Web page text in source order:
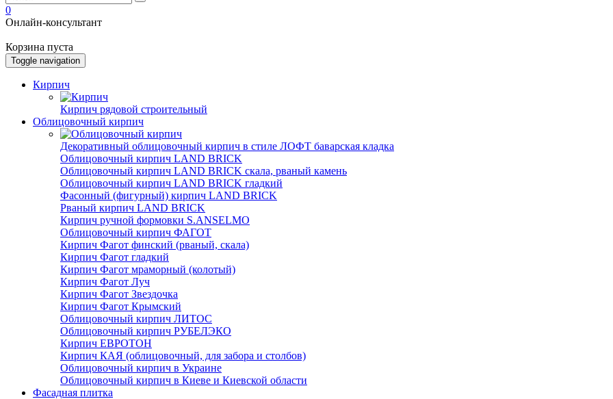
0
Онлайн-консультант
Корзина пуста
Toggle navigation
Кирпич
Кирпич рядовой строительный
Облицовочный кирпич
Декоративный облицовочный кирпич в стиле ЛОФТ баварская кладка
Облицовочный кирпич LAND BRICK
Облицовочный кирпич LAND BRICK скала, рваный камень
Облицовочный кирпич LAND BRICK гладкий
Фасонный (фигурный) кирпич LAND BRICK
Рваный кирпич LAND BRICK
Кирпич ручной формовки S.ANSELMO
Облицовочный кирпич ФАГОТ
Кирпич Фагот финский (рваный, скала)
Кирпич Фагот гладкий
Кирпич Фагот мраморный (колотый)
Кирпич Фагот Луч
Кирпич Фагот Звездочка
Кирпич Фагот Крымский
Облицовочный кирпич ЛИТОС
Облицовочный кирпич РУБЕЛЭКО
Кирпич ЕВРОТОН
Кирпич КАЯ (облицовочный, для забора и столбов)
Облицовочный кирпич в Украине
Облицовочный кирпич в Киеве и Киевской области
Фасадная плитка